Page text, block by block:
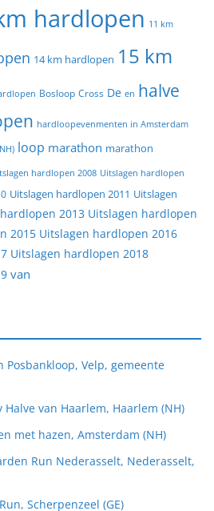
hardlopen 11 km
14 km hardlopen 15 km
Bosloop Cross De en halve
hardloopevenmenten in Amsterdam
loop marathon marathon
hardlopen 2008 Uitslagen hardlopen
Uitslagen hardlopen 2011 Uitslagen
2013 Uitslagen hardlopen
2015 Uitslagen hardlopen 2016
Uitslagen hardlopen 2018
van
Posbankloop, Velp, gemeente
Halve van Haarlem, Haarlem (NH)
met hazen, Amsterdam (NH)
Run Nederasselt, Nederasselt,
Scherpenzeel (GE)